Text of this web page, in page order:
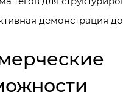
демонстрация